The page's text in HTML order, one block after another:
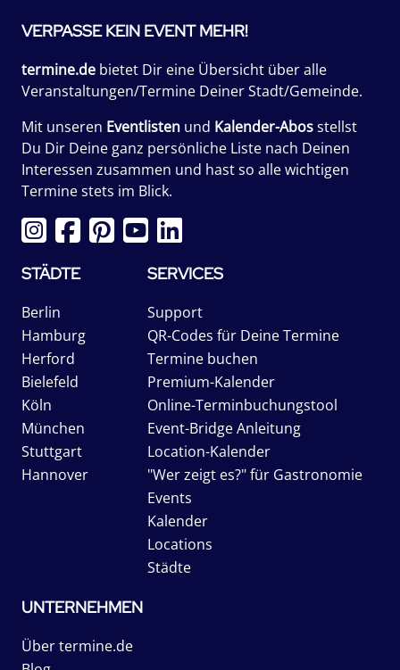
VERPASSE KEIN EVENT MEHR!
termine.de bietet Dir eine Übersicht über alle
Veranstaltungen/Termine Deiner Stadt/Gemeinde.
Mit unseren Eventlisten und Kalender-Abosstellst
Du Dir Deine ganz persönliche Liste nach Deinen
Interessen zusammen und hast so alle wichtigen
Termine stets im Blick.
STÄDTE
Berlin
Hamburg
Herford
Bielefeld
Köln
München
Stuttgart
Hannover
SERVICES
Support
QR-Codes für Deine Termine
Termine buchen
Premium-Kalender
Online-Terminbuchungstool
Event-Bridge Anleitung
Location-Kalender
"Wer zeigt es?" für Gastronomie
Events
Kalender
Locations
Städte
UNTERNEHMEN
Über termine.de